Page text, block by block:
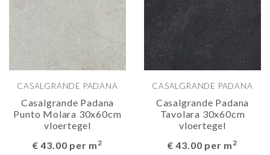
CASALGRANDE PADANA
Casalgrande Padana
Punto Molara 30x60cm
vloertegel
€ 43.00 per m2
CASALGRANDE PADANA
Casalgrande Padana
Tavolara 30x60cm
vloertegel
€ 43.00 per m2